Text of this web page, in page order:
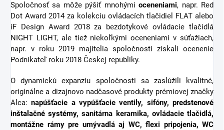
Spoločnosť sa môže pýšiť mnohýmioceneniami, napr. Red
Dot Award 2014 za kolekciu ovládacích tlačidiel FLAT alebo
iF Design Award 2018 za bezdotykové ovládacie tlačidlá
NIGHT LIGHT, ale tiež niekoľkými oceneniami v súťažiach,
napr. v roku 2019 majitelia spoločnosti získali ocenenie
Podnikateľ roku 2018 Českej republiky.
O dynamickú expanziu spoločnosti sa zaslúžili kvalitné,
originálne a dizajnovo nadčasové produkty prémiovej značky
Alca:napúšťacie a vypúšťacie ventily, sifóny,predstenové
inštalačné systémy, sanitárna keramika, ovládacie tlačidlá,
montážne rámy pre umývadlá aj WC, flexi pripojenia, WC